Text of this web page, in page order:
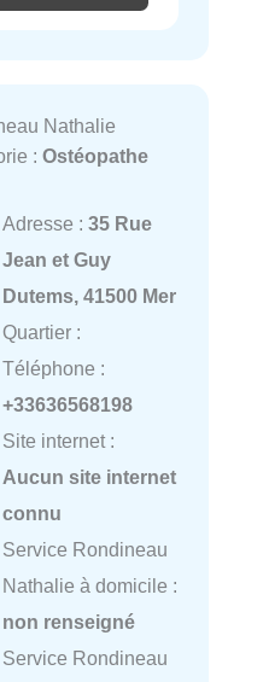
Nathalie
: Ostéopathe
Adresse : 35 Rue
Jean et Guy
Dutems, 41500 Mer
Quartier :
Téléphone :
+33636568198
Site internet :
Aucun site internet
connu
Service Rondineau
Nathalie à domicile :
non renseigné
Service Rondineau